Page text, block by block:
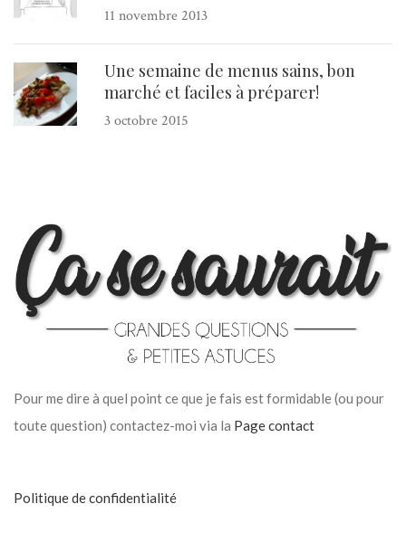
11 novembre 2013
Une semaine de menus sains, bon
marché et faciles à préparer!
3 octobre 2015
Pour me dire à quel point ce que je fais est formidable (ou pour
toute question) contactez-moi via la Page contact
Politique de confidentialité